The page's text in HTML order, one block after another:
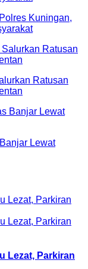
Kuningan,
Ratusan
Lewat
Lezat, Parkiran